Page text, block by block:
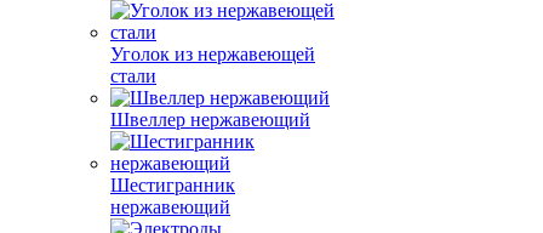
Уголок из нержавеющей
стали
Швеллер нержавеющий
Шестигранник
нержавеющий